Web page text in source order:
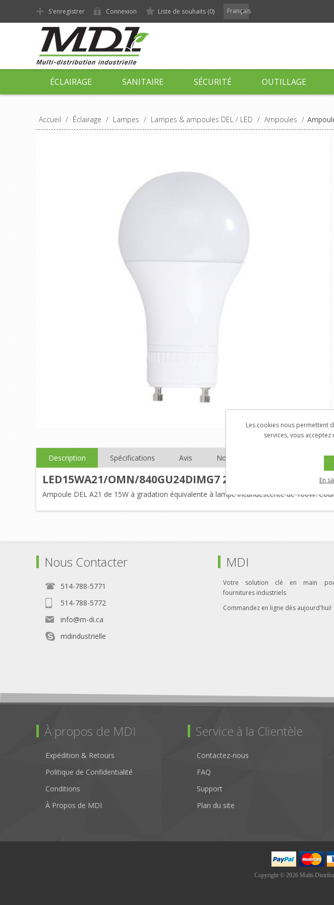
S'enregistrer Connexion Liste de souhaits (0) Français
ÉCLAIRAGE SANITAIRE SÉCURITÉ OUTILLAGE
Accueil / Éclairage / Lampes / Lampes & ampoules DEL / LED / Ampoules /
Description Spécifications Avis Nous Contacter
LED15WA21/OMN/840GU24DIMG7 2PK
Ampoule DEL A21 de 15W à gradation équivalente à lampe incandescente de 100W.
Nous Contacter
514-788-5771
514-788-5772
info@m-di.ca
mdindustrielle
MDI
Votre solution clé en main
fournitures industriels
Commandez en ligne dès aujourd'hui!
À propos de MDI
Expédition & Retours
Politique de Confidentialité
Conditions
À Propos de MDI
Service à la Clientèle
Contactez-nous
FAQ
Support
Plan du site
Copyright © 2026 Multi-
Les cookies nous permettent
services, vous
En